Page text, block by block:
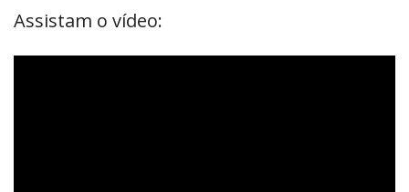
Assistam o vídeo: